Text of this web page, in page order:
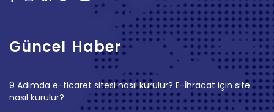
Güncel Haber
9 Adımda e-ticaret sitesi nasıl kurulur? E-İhracat için site
nasıl kurulur?